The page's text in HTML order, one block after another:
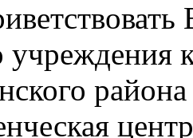
района